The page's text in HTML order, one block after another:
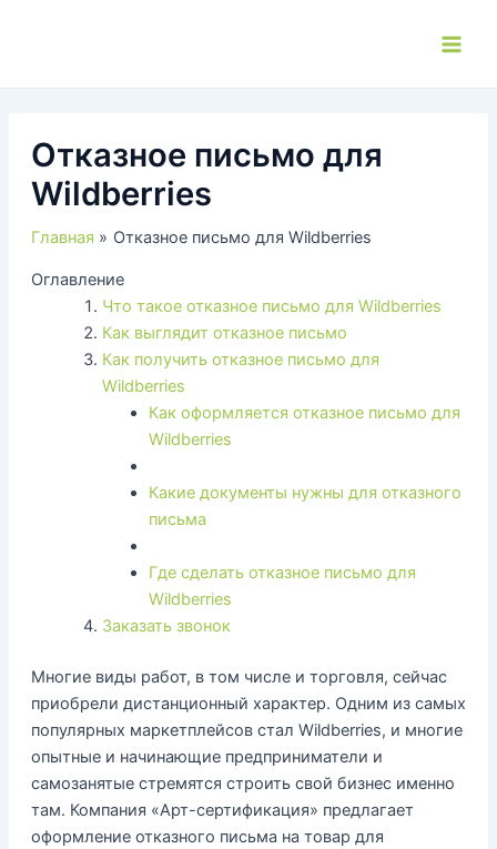
Отказное письмо для
Wildberries
Главная Отказное письмо для Wildberries
Оглавление
Что такое отказное письмо для Wildberries
Как выглядит отказное письмо
Как получить отказное письмо для
Wildberries
Как оформляется отказное письмо для
Wildberries
Какие документы нужны для отказного
письма
Где сделать отказное письмо для
Wildberries
Заказать звонок
Многие виды работ, в том числе и торговля, сейчас
приобрели дистанционный характер. Одним из самых
популярных маркетплейсов стал Wildberries, и многие
опытные и начинающие предприниматели и
самозанятые стремятся строить свой бизнес именно
там. Компания «Арт-сертификация» предлагает
оформление отказного письма на товар для